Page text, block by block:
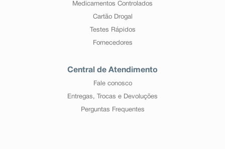
Medicamentos Controlados
Cartão Drogal
Testes Rápidos
Fornecedores
Central de Atendimento
Fale conosco
Entregas, Trocas e Devoluções
Perguntas Frequentes